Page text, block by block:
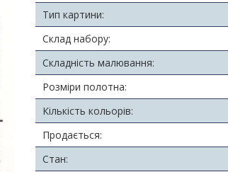
Тип картини:
Склад набору:
Складність малювання:
Розміри полотна:
Кількість кольорів:
Продається:
Стан: